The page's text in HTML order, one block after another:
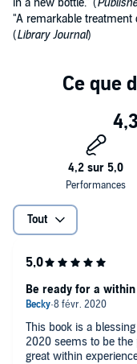
in a new bottle." (
"A remarkable treatment
(Library Journal)
Tout
This book is a
2020 seems to be the
great within
Be ready for a